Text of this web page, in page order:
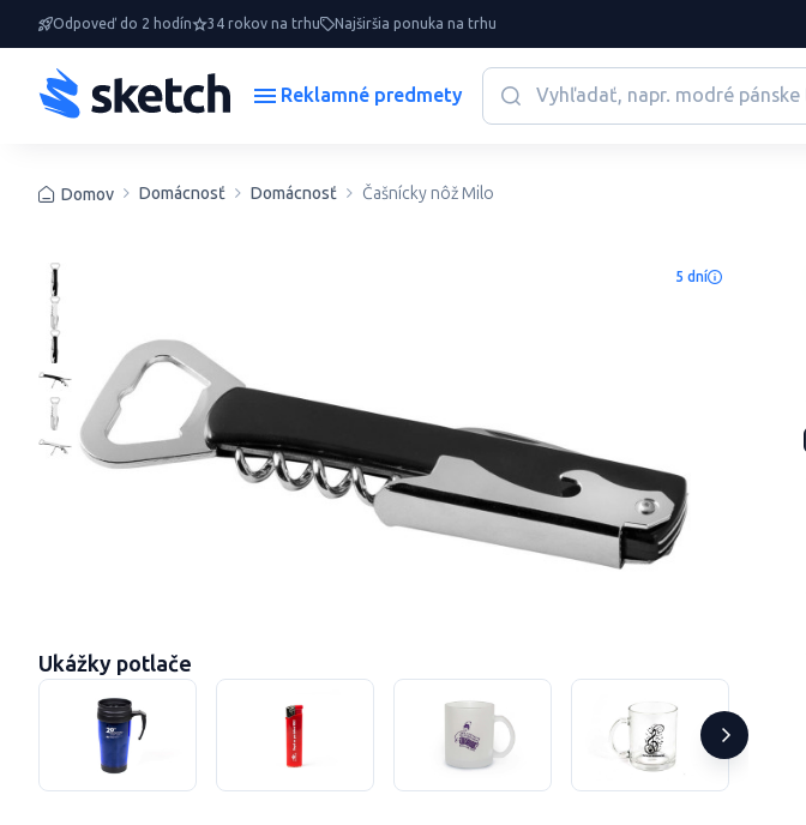
Odpoveď do 2 hodín 34 rokov na trhu Najširšia ponuka na trhu
Reklamné predmety
Domov Domácnosť Domácnosť Čašnícky nôž Milo
5 dní
Ukážky potlače